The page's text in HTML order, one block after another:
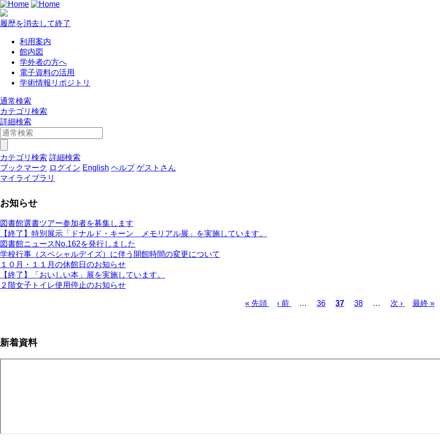
履歴を消去して終了
利用案内
館内図
学外者の方へ
電子資料の活用
学術情報リポジトリ
通常検索
カテゴリ検索
詳細検索
カテゴリ検索 詳細検索
ブックマーク ログイン English ヘルプ ゲストさん
マイライブラリ
お知らせ
図書館選書ツアー参加者を募集します
【終了】特別展示「ドナルド・キーン メモリアル展」を実施しています。
図書館ニュースNo.162を発行しました
学校行事（スペシャルデイズ）に伴う開館時間の変更について
１０月・１１月の休館日のお知らせ
【終了】「おいしい本」展を実施しています。
２階女子トイレ使用停止のお知らせ
送
先
« 先頭
前
‹ 前 …
ペ
36
カ
37
ペ
38 …
次
次 ›
最
最終 »
新着資料